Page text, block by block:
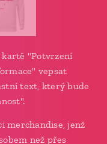
kartě "Potvrzení
vepsat
text, který bude
merchandise, jenž
než přes